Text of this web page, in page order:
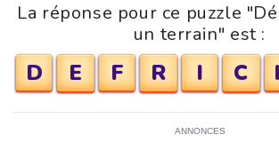
La réponse pour ce puzzle
un terrain" est :
D E F R I C
ANNONCES